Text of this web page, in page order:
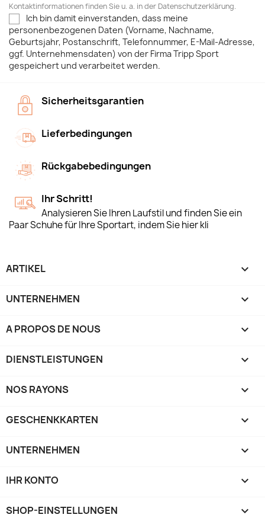
Kontaktinformationen finden Sie u. a. in der Datenschutzerklärung.
Ich bin damit einverstanden, dass meine
personenbezogenen Daten (Vorname, Nachname,
Geburtsjahr, Postanschrift, Telefonnummer, E-Mail-Adresse,
ggf. Unternehmensdaten) von der Firma Tripp Sport
gespeichert und verarbeitet werden.
Sicherheitsgarantien
Lieferbedingungen
Rückgabebedingungen
Ihr Schritt!
Analysieren Sie Ihren Laufstil und finden Sie ein
Paar Schuhe für Ihre Sportart, indem Sie hier kli
ARTIKEL 
UNTERNEHMEN 
A PROPOS DE NOUS 
DIENSTLEISTUNGEN 
NOS RAYONS 
GESCHENKKARTEN 
UNTERNEHMEN 
IHR KONTO 
SHOP-EINSTELLUNGEN keyboard_arrow_down